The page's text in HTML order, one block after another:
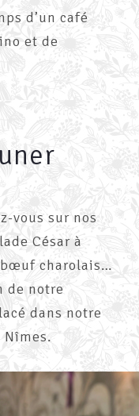
d’un café
et de
vous sur nos
César à
bœuf charolais…
de notre
dans notre